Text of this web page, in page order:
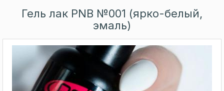
Гель лак PNB №001 (ярко-белый,
эмаль)